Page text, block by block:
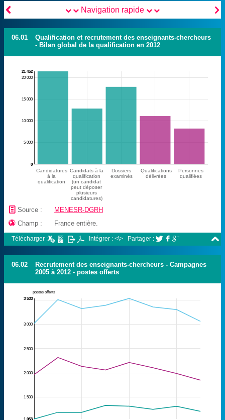
 
Navigation rapide
06.01
Qualification et recrutement des enseignants-chercheurs
- Bilan global de la qualification en 2012
5 000
10 000
15 000
20 000
0
21 452
Candidatures
à la
qualification
Candidats à la
qualification
(un candidat
peut déposer
plusieurs
candidatures)
Dossiers
examinés
Qualifications
délivrées
Personnes
qualifiées
📄 Source : MENESR-DGRH
 Champ : France entière.

Télécharger : Intégrer : <\> Partager :   
06.02
Recrutement des enseignants-chercheurs - Campagnes
2005 à 2012 - postes offerts
1 500
2 000
2 500
3 000
postes offerts
3 533